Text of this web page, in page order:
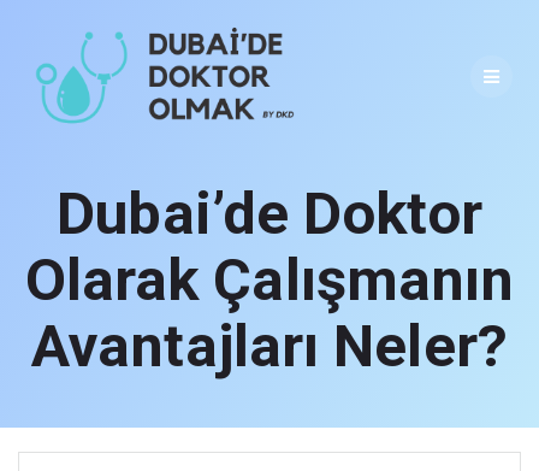
to
content
Dubai’de Doktor
Olarak Çalışmanın
Avantajları Neler?